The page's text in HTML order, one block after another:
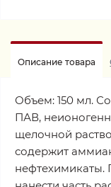
Описание товара
Объем: 150 мл.
ПАВ,
щелочной
содержит
нефтехимикаты.